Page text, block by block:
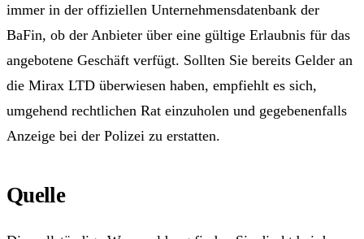
immer in der offiziellen Unternehmensdatenbank der
BaFin, ob der Anbieter über eine gültige Erlaubnis für das
angebotene Geschäft verfügt. Sollten Sie bereits Gelder an
die Mirax LTD überwiesen haben, empfiehlt es sich,
umgehend rechtlichen Rat einzuholen und gegebenenfalls
Anzeige bei der Polizei zu erstatten.
Quelle